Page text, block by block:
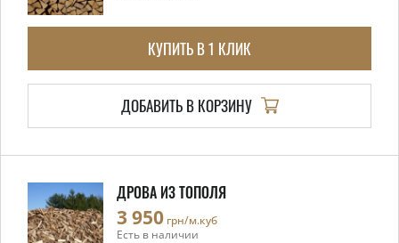
КУПИТЬ В 1 КЛИК
ДОБАВИТЬ В КОРЗИНУ
ДРОВА ИЗ ТОПОЛЯ
3 950 грн/м.куб
Есть в наличии